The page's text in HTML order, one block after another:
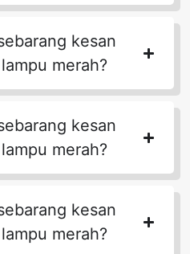
kesan
merah?
kesan
merah?
kesan
merah?